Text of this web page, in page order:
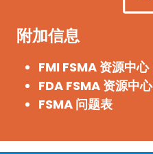
附加信息
FMI FSMA 资源中心
FDA FSMA 资源中心
FSMA 问题表